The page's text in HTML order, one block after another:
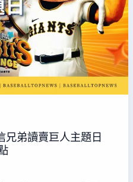
兄弟讀賣巨人主題日